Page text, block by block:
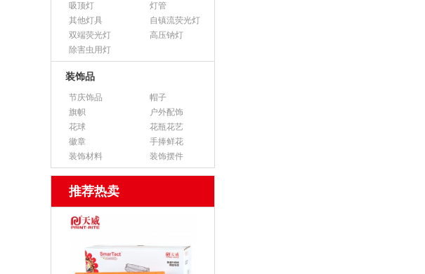
吸顶灯
灯管
其他灯具
自镇流荧光灯
双端荧光灯
高压钠灯
除害虫用灯
装饰品
节庆饰品
帽子
旗帜
户外配饰
花球
花瓶花艺
徽章
手捧鲜花
装饰材料
装饰摆件
推荐热卖